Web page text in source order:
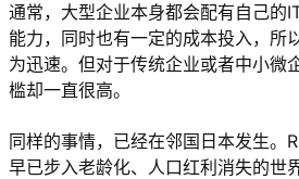
通常，大型企业本身都会配有自己的
能力，同时也有一定的成本投入，所
为迅速。但对于传统企业或者中小微
槛却一直很高。
同样的事情，已经在邻国日本发生。
早已步入老龄化、人口红利消失的世